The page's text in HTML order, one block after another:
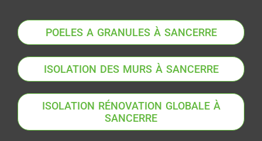
POELES A GRANULES À SANCERRE
ISOLATION DES MURS À SANCERRE
ISOLATION RÉNOVATION GLOBALE À
SANCERRE